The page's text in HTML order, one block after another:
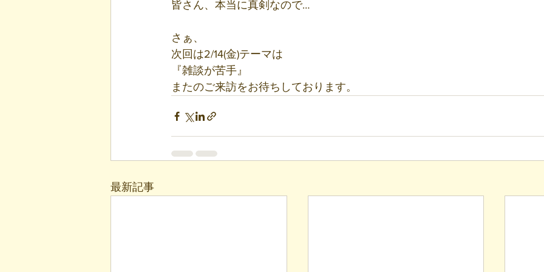
皆さん、本当に真剣なので…
さぁ、
次回は2/14(金)テーマは
『雑談が苦手』
またのご来訪をお待ちしております。
最新記事